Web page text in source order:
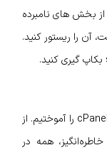
بخش‌ های نامبرده
آن را ریستور کنید.
در این مقاله، بازیابی فایل با استفاده از جادوی cPanel را آموختیم. از
همه در